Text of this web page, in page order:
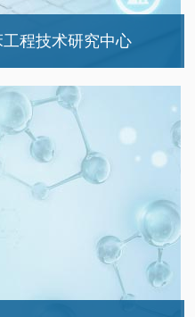
程技术研究中心